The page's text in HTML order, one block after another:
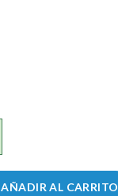
AÑADIR AL CARRITO